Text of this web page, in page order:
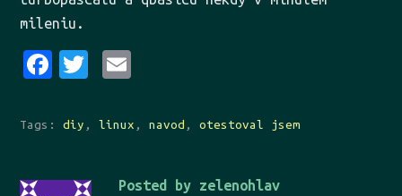
mileniu.
Fa
bo
Tw
te l
Tags:diy ,linux ,navod ,otestoval jsem
Posted by zelenohlav